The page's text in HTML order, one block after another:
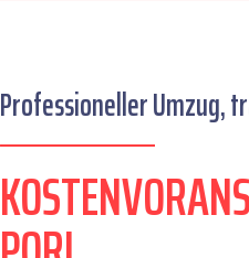
Professioneller Umzug,